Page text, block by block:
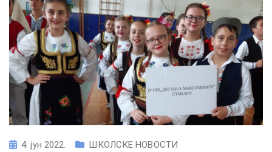
4. јун 2022. ШКОЛСКЕ НОВОСТИ